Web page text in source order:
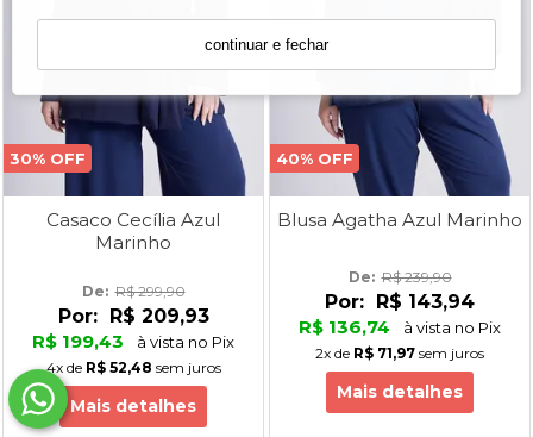
continuar e fechar
30% OFF
Casaco Cecília Azul
Marinho
De: R$ 299,90
Por: R$ 209,93
R$ 199,43
à vista no Pix
4xde R$ 52,48 sem juros
Mais detalhes
40% OFF
Blusa Agatha Azul Marinho
De: R$ 239,90
Por: R$ 143,94
R$ 136,74
à vista no Pix
2x de R$ 71,97 sem juros
Mais detalhes